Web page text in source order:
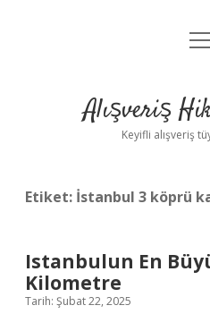
Yasal
Alışveriş
Keyifli alışveriş
Etiket: İstanbul 3 köprü
Istanbulun En
Kilometre
Tarih: Şubat 22, 2025